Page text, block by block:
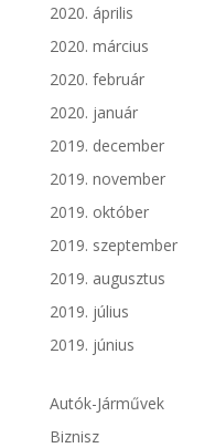
2020. április
2020. március
2020. február
2020. január
2019. december
2019. november
2019. október
2019. szeptember
2019. augusztus
2019. július
2019. június
Autók-Járművek
Biznisz